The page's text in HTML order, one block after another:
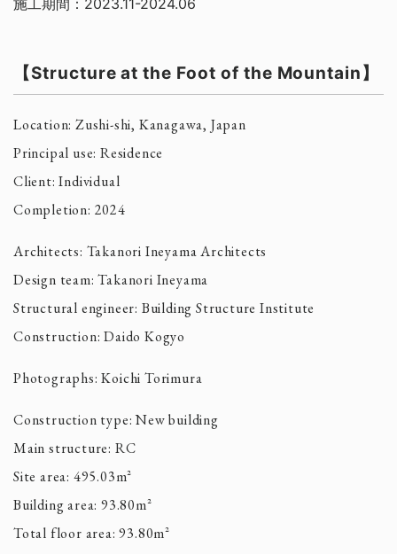
【Structure at the Foot of the Mountain】
Location: Zushi-shi, Kanagawa, Japan
Principal use: Residence
Client: Individual
Completion: 2024
Architects: Takanori Ineyama Architects
Design team: Takanori Ineyama
Structural engineer: Building Structure Institute
Construction: Daido Kogyo
Photographs: Koichi Torimura
Construction type: New building
Main structure: RC
Site area: 495.03m²
Building area: 93.80m²
Total floor area: 93.80m²
Architects Other Projects